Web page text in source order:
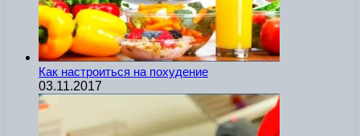
Как настроиться на похудение
03.11.2017